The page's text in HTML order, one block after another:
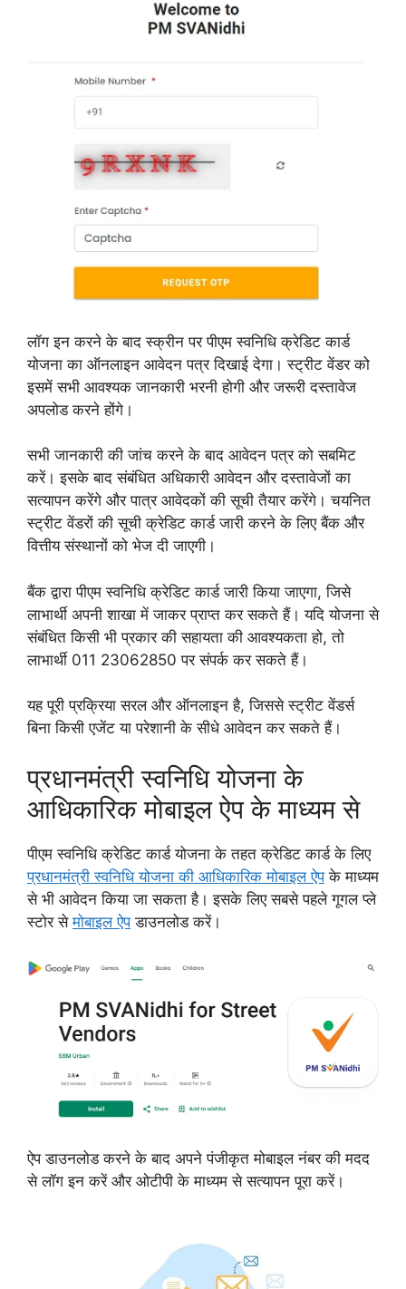
लॉग इन करने के बाद स्क्रीन पर पीएम स्वनिधि क्रेडिट कार्ड
योजना का ऑनलाइन आवेदन पत्र दिखाई देगा। स्ट्रीट वेंडर को
इसमें सभी आवश्यक जानकारी भरनी होगी और जरूरी दस्तावेज
अपलोड करने होंगे।
सभी जानकारी की जांच करने के बाद आवेदन पत्र को सबमिट
करें। इसके बाद संबंधित अधिकारी आवेदन और दस्तावेजों का
सत्यापन करेंगे और पात्र आवेदकों की सूची तैयार करेंगे। चयनित
स्ट्रीट वेंडरों की सूची क्रेडिट कार्ड जारी करने के लिए बैंक और
वित्तीय संस्थानों को भेज दी जाएगी।
बैंक द्वारा पीएम स्वनिधि क्रेडिट कार्ड जारी किया जाएगा, जिसे
लाभार्थी अपनी शाखा में जाकर प्राप्त कर सकते हैं। यदि योजना से
संबंधित किसी भी प्रकार की सहायता की आवश्यकता हो, तो
लाभार्थी 011 23062850 पर संपर्क कर सकते हैं।
यह पूरी प्रक्रिया सरल और ऑनलाइन है, जिससे स्ट्रीट वेंडर्स
बिना किसी एजेंट या परेशानी के सीधे आवेदन कर सकते हैं।
प्रधानमंत्री स्वनिधि योजना के
आधिकारिक मोबाइल ऐप के माध्यम से
पीएम स्वनिधि क्रेडिट कार्ड योजना के तहत क्रेडिट कार्ड के लिए
प्रधानमंत्री स्वनिधि योजना की आधिकारिक मोबाइल ऐपके माध्यम
से भी आवेदन किया जा सकता है। इसके लिए सबसे पहले गूगल प्ले
स्टोर सेमोबाइल ऐपडाउनलोड करें।
ऐप डाउनलोड करने के बाद अपने पंजीकृत मोबाइल नंबर की मदद
से लॉग इन करें और ओटीपी के माध्यम से सत्यापन पूरा करें।